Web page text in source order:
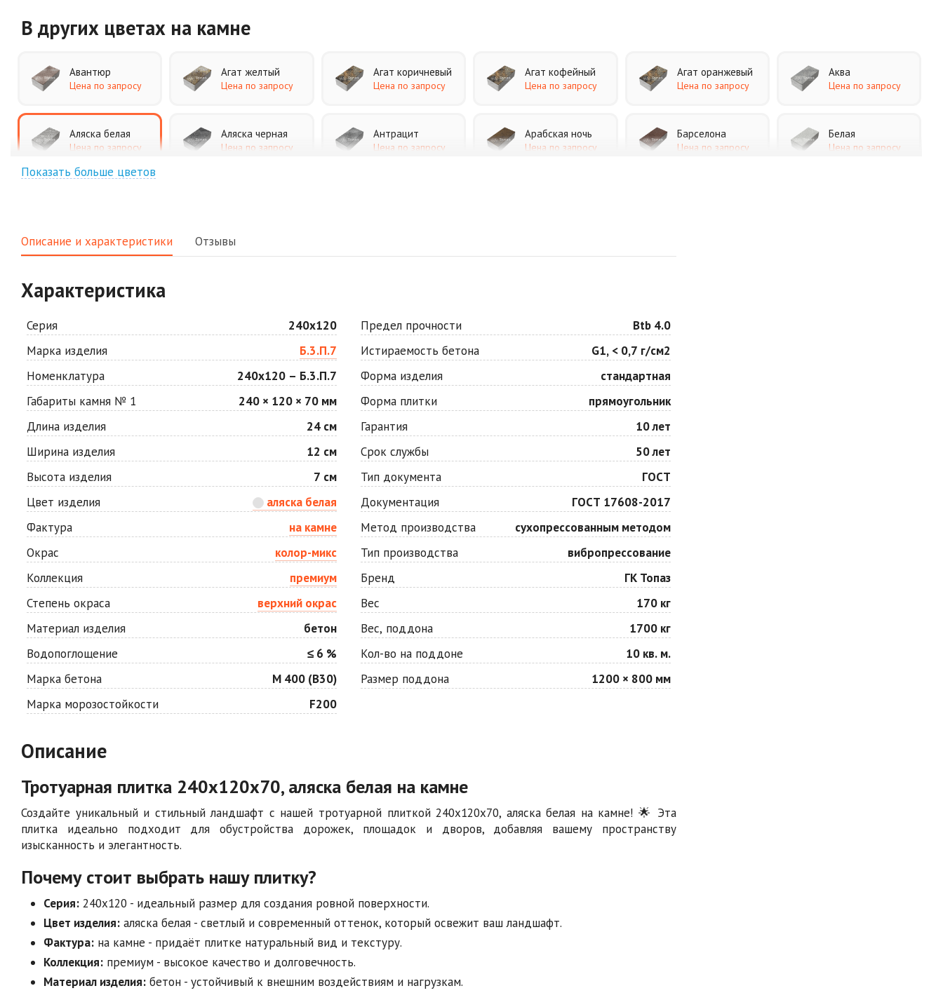
В других цветах на камне
Авантюр
Цена по запросу
Агат желтый
Цена по запросу
Агат коричневый
Цена по запросу
Агат кофейный
Цена по запросу
Агат оранжевый
Цена по запросу
Аква
Цена по запросу
Аляска белая
Цена по запросу
Аляска черная
Цена по запросу
Антрацит
Цена по запросу
Арабская ночь
Цена по запросу
Барселона
Цена по запросу
Белая
Цена по запросу
Клинкер Конго Коричневая Красная
Цена по запросу Цена по запросу Цена по запросу Цена по запросу
Сахара
Цена по запросу
Серая
Цена по запросу
Серо-белая
Цена по запросу Цена по запросу
Яшма
Показать больше цветов
Описание и характеристики Отзывы
Характеристика
Серия
240х120
Марка изделия
Б.3.П.7
Номенклатура
240х120 – Б.3.П.7
Габариты камня № 1
240 × 120 × 70 мм
Длина изделия
24 см
Ширина изделия
12 см
Высота изделия
7 см
Цвет изделия
аляска белая
Фактура
на камне
Окрас
колор-микс
Коллекция
премиум
Степень окраса
верхний окрас
Материал изделия
бетон
Водопоглощение
≤ 6 %
Марка бетона
М 400 (В30)
Марка морозостойкости
F200
Предел прочности
Btb 4.0
Истираемость бетона
G1, < 0,7 г/см2
Форма изделия
стандартная
Форма плитки
прямоугольник
Гарантия
10 лет
Срок службы
50 лет
Тип документа
ГОСТ
Документация
ГОСТ 17608-2017
Метод производства
сухопрессованным методом
Тип производства
вибропрессование
Бренд
ГК Топаз
Вес
170 кг
Вес, поддона
1700 кг
Кол-во на поддоне
10 кв. м.
Размер поддона
1200 × 800 мм
Описание
Тротуарная плитка 240х120х70, аляска белая на камне
Создайте уникальный и стильный ландшафт с нашей тротуарной плиткой 240х120х70, аляска белая на камне! 🌟 Эта
плитка идеально подходит для обустройства дорожек, площадок и дворов, добавляя вашему пространству
изысканность и элегантность.
Почему стоит выбрать нашу плитку?
Серия: 240х120 - идеальный размер для создания ровной поверхности.
Цвет изделия: аляска белая - светлый и современный оттенок, который освежит ваш ландшафт.
Фактура: на камне - придаёт плитке натуральный вид и текстуру.
Коллекция: премиум - высокое качество и долговечность.
Материал изделия: бетон - устойчивый к внешним воздействиям и нагрузкам.